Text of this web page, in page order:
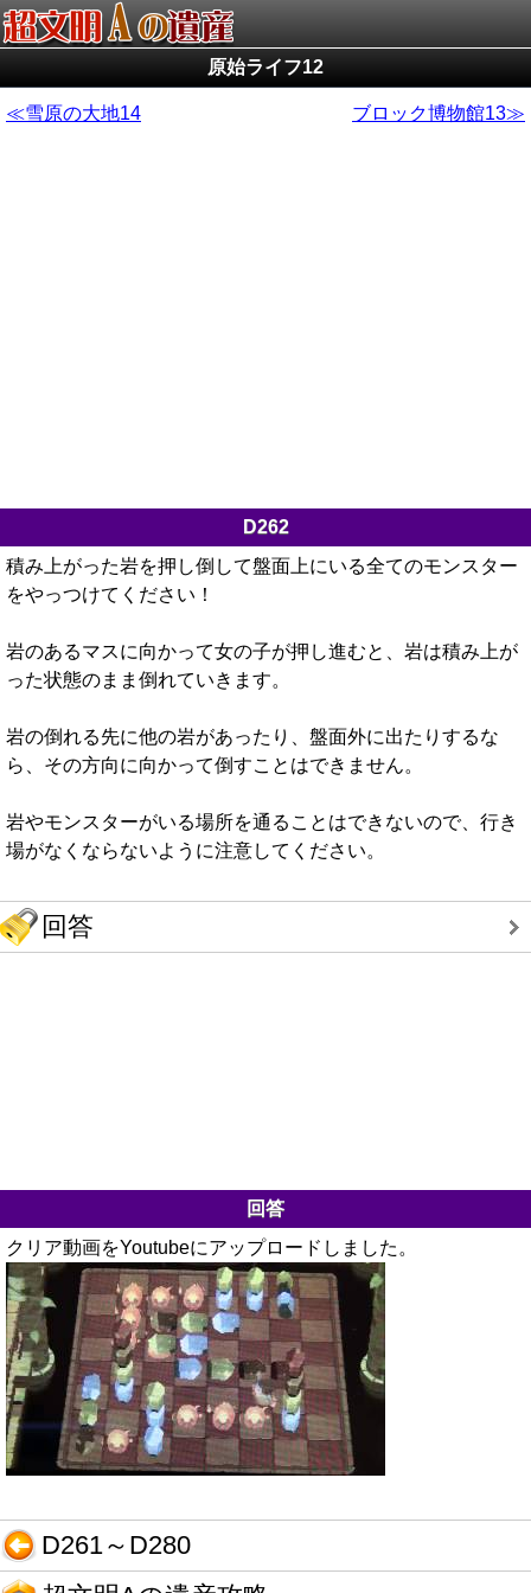
原始ライフ12
雪原の大地14 ブロック博物館13
D262
積み上がった岩を押し倒して盤面上にいる全てのモンスター
をやっつけてください！
岩のあるマスに向かって女の子が押し進むと、岩は積み上が
った状態のまま倒れていきます。
岩の倒れる先に他の岩があったり、盤面外に出たりするな
ら、その方向に向かって倒すことはできません。
岩やモンスターがいる場所を通ることはできないので、行き
場がなくならないように注意してください。
回答
回答
クリア動画をYoutubeにアップロードしました。
D261～D280